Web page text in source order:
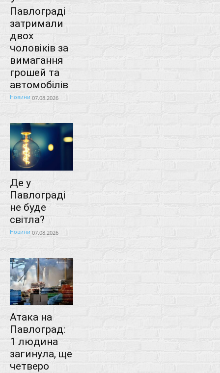
Павлограді
затримали
двох
чоловіків за
вимагання
грошей та
автомобілів
Новини 07.08.2026
Де у
Павлограді
не буде
світла?
Новини 07.08.2026
Атака на
Павлоград:
1 людина
загинула, ще
четверо